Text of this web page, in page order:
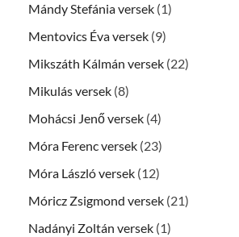
Mándy Stefánia versek (1)
Mentovics Éva versek (9)
Mikszáth Kálmán versek (22)
Mikulás versek (8)
Mohácsi Jenő versek (4)
Móra Ferenc versek (23)
Móra László versek (12)
Móricz Zsigmond versek (21)
Nadányi Zoltán versek (1)